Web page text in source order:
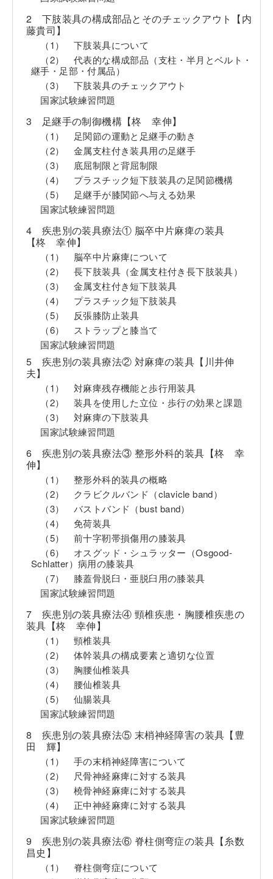
2 下肢装具の構成部品とそのチェックアウト【内
藤貴司】
（1） 下肢装具について
（2） 代表的な構成部品（支柱・半月とベルト・
継手・足部・付属品）
（3） 下肢装具のチェックアウト
国家試験練習問題
3 足継手の制御機構【柊 幸伸】
（1） 足関節の運動と足継手の動き
（2） 金属支柱付き装具用の足継手
（3） 底屈制限と背屈制限
（4） プラスチック短下肢装具の足関節機構
（5） 足継手が膝関節へ与える効果
国家試験練習問題
4 疾患別の装具療法① 脳卒中片麻痺の装具
【柊 幸伸】
（1） 脳卒中片麻痺について
（2） 長下肢装具（金属支柱付き長下肢装具）
（3） 金属支柱付き短下肢装具
（4） プラスチック短下肢装具
（5） 反張膝防止装具
（6） ストラップと膝当て
国家試験練習問題
5 疾患別の装具療法② 対麻痺の装具【川井伸
夫】
（1） 対麻痺残存機能と歩行用装具
（2） 装具を使用した立位・歩行の効果と課題
（3） 対麻痺の下肢装具
国家試験練習問題
6 疾患別の装具療法③ 整形外科的装具【柊 幸
伸】
（1） 整形外科的装具の概略
（2） クラビクルバンド（clavicle band）
（3） バストバンド（bust band）
（4） 免荷装具
（5） 前十字靭帯損傷用の膝装具
（6） オスグッド・シュラッター（Osgood-
Schlatter）病用の膝装具
（7） 膝蓋骨脱臼・亜脱臼用の膝装具
国家試験練習問題
7 疾患別の装具療法④ 頸椎疾患・胸腰椎疾患の
装具【柊 幸伸】
（1） 頸椎装具
（2） 体幹装具の構成要素と適切な位置
（3） 胸腰仙椎装具
（4） 腰仙椎装具
（5） 仙腸装具
国家試験練習問題
8 疾患別の装具療法⑤ 末梢神経障害の装具【豊
田 輝】
（1） 手の末梢神経障害について
（2） 尺骨神経麻痺に対する装具
（3） 橈骨神経麻痺に対する装具
（4） 正中神経麻痺に対する装具
国家試験練習問題
9 疾患別の装具療法⑥ 脊柱側弯症の装具【糸数
昌史】
（1） 脊柱側弯症について